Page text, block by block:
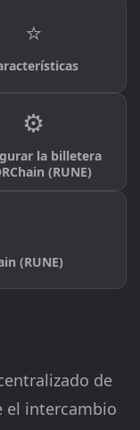
⭐
⚙️
la billetera
(RUNE)
(RUNE)
de
el intercambio